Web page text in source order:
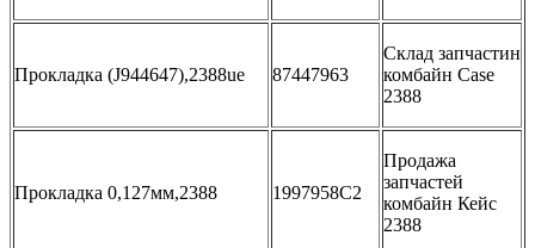
Прокладка (J944647),2388ue 87447963
Склад запчастин
комбайн Case
2388
Прокладка 0,127мм,2388 1997958C2
Продажа
запчастей
комбайн Кейс
2388